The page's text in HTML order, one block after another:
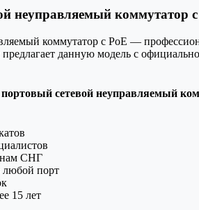
неуправляемый коммутатор
коммутатор с PoE —
данную модель с
сетевой неуправляемый
СНГ
любой порт
15 лет